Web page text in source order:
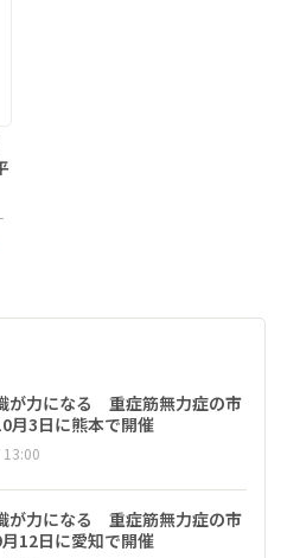
が力になる 重症筋無力症の市
月3日に熊本で開催
が力になる 重症筋無力症の市
12日に愛知で開催